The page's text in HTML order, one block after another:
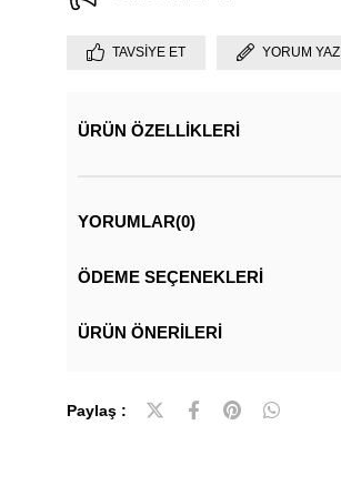
TAVSIYE ET YORUM YAZ
ÜRÜN ÖZELLIKLERI
YORUMLAR(0)
ÖDEME SEÇENEKLERI
ÜRÜN ÖNERILERI
Paylaş :